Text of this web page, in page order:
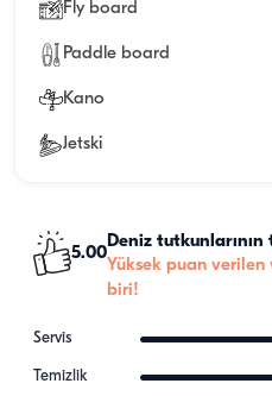
Fly board
Paddle board
Kano
Jetski
5.00
Deniz tutkunlarının
Yüksek puan
biri!
Servis
Temizlik